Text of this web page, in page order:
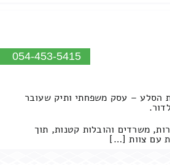
054-453-5415
הסלע – עסק משפחתי ותיק שעובר
משרדים והובלות קטנות, תוך
עם צוות […]